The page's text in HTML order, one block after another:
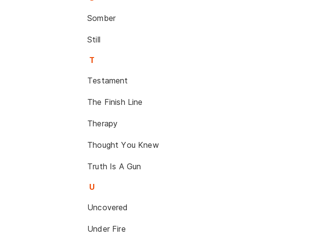
Somber
Still
T
Testament
The Finish Line
Therapy
Thought You Knew
Truth Is A Gun
U
Uncovered
Under Fire